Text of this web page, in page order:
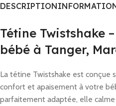
DESCRIPTION
Tétine Twistshake
bébé à Tanger,
La tétine Twistshake est conçue
confort et apaisement à votre
parfaitement adaptée, elle